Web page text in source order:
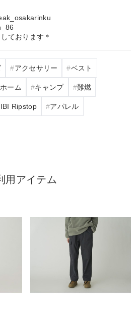
ております＊
アクセサリー ベスト
ホーム キャンプ 難燃
Ripstop アパレル
用アイテム